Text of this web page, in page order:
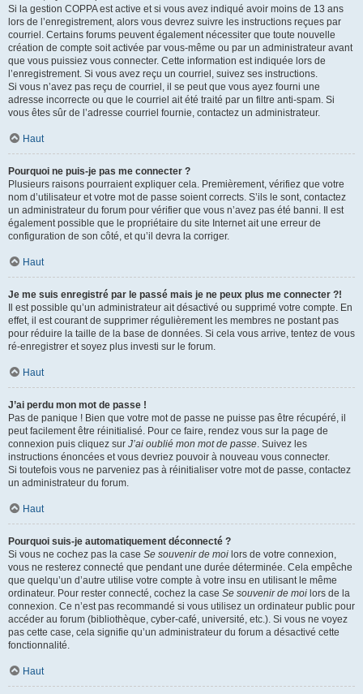
Si la gestion COPPA est active et si vous avez indiqué avoir moins de 13 ans
lors de l’enregistrement, alors vous devrez suivre les instructions reçues par
courriel. Certains forums peuvent également nécessiter que toute nouvelle
création de compte soit activée par vous-même ou par un administrateur avant
que vous puissiez vous connecter. Cette information est indiquée lors de
l’enregistrement. Si vous avez reçu un courriel, suivez ses instructions.
Si vous n’avez pas reçu de courriel, il se peut que vous ayez fourni une
adresse incorrecte ou que le courriel ait été traité par un filtre anti-spam. Si
vous êtes sûr de l’adresse courriel fournie, contactez un administrateur.
Haut
Pourquoi ne puis-je pas me connecter ?
Plusieurs raisons pourraient expliquer cela. Premièrement, vérifiez que votre
nom d’utilisateur et votre mot de passe soient corrects. S’ils le sont, contactez
un administrateur du forum pour vérifier que vous n’avez pas été banni. Il est
également possible que le propriétaire du site Internet ait une erreur de
configuration de son côté, et qu’il devra la corriger.
Haut
Je me suis enregistré par le passé mais je ne peux plus me connecter ?!
Il est possible qu’un administrateur ait désactivé ou supprimé votre compte. En
effet, il est courant de supprimer régulièrement les membres ne postant pas
pour réduire la taille de la base de données. Si cela vous arrive, tentez de vous
ré-enregistrer et soyez plus investi sur le forum.
Haut
J’ai perdu mon mot de passe !
Pas de panique ! Bien que votre mot de passe ne puisse pas être récupéré, il
peut facilement être réinitialisé. Pour ce faire, rendez vous sur la page de
connexion puis cliquez sur J’ai oublié mon mot de passe. Suivez les
instructions énoncées et vous devriez pouvoir à nouveau vous connecter.
Si toutefois vous ne parveniez pas à réinitialiser votre mot de passe, contactez
un administrateur du forum.
Haut
Pourquoi suis-je automatiquement déconnecté ?
Si vous ne cochez pas la case Se souvenir de moi lors de votre connexion,
vous ne resterez connecté que pendant une durée déterminée. Cela empêche
que quelqu’un d’autre utilise votre compte à votre insu en utilisant le même
ordinateur. Pour rester connecté, cochez la case Se souvenir de moi lors de la
connexion. Ce n’est pas recommandé si vous utilisez un ordinateur public pour
accéder au forum (bibliothèque, cyber-café, université, etc.). Si vous ne voyez
pas cette case, cela signifie qu’un administrateur du forum a désactivé cette
fonctionnalité.
Haut